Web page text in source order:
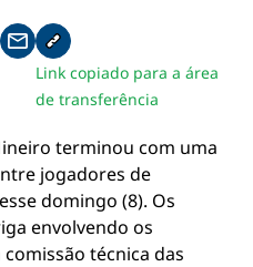
whatsapp
no facebook
no twitter
Compartilhe pelo email
Copiar link da notícia
Link copiado para a área
de transferência
terminou com uma
jogadores de
domingo (8). Os
envolvendo os
técnica das